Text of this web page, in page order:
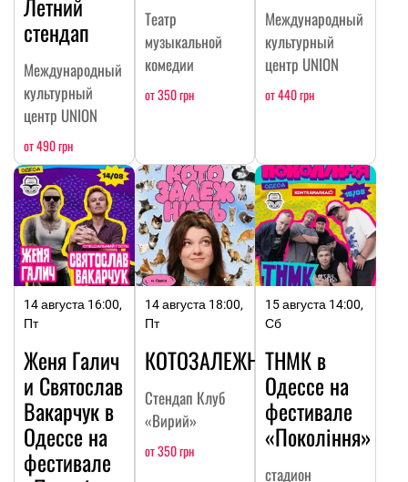
стендап
Международный
культурный
центр UNION
от 490 грн
Театр
музыкальной
комедии
от 350 грн
Международный
культурный
центр UNION
от 440 грн
14 августа 16:00,
Пт
Женя Галич
и Святослав
Вакарчук в
Одессе на
фестивале
14 августа 18:00,
Пт
КОТОЗАЛЕЖНОСТЬ
Стендап Клуб
«Вирий»
от 350 грн
15 августа 14:00,
Сб
ТНМК в
Одессе на
фестивале
«Покоління»
стадион